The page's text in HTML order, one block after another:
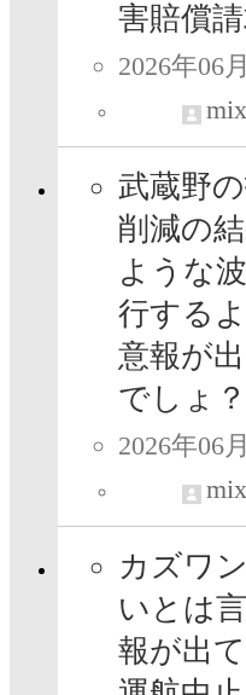
害賠償
2026年06
武蔵野
削減の
ような
行する
意報が
でしょ？
2026年06
カズワ
いとは
報が出